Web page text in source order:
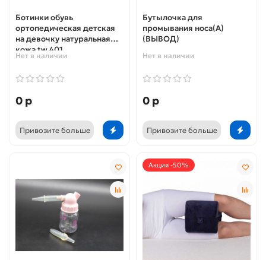
Ботинки обувь
ортопедическая детская
на девочку натуральная
кожа tw 401
Нет в наличии
0 р
Привозите больше
Бутылочка для
промывания носа(А)
(ВЫВОД)
Нет в наличии
0 р
Привозите больше
Акция -50%